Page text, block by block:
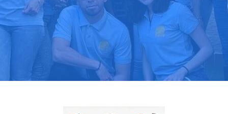
Llama hoy: 919 03 52 24
Más de 1000 clientes confían en nosotros
⭐⭐⭐⭐⭐